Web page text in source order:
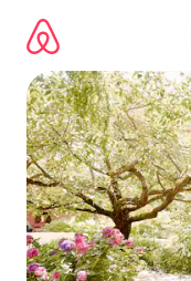
directement
contenu